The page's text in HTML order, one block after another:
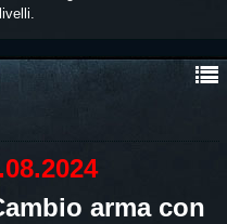
arma con